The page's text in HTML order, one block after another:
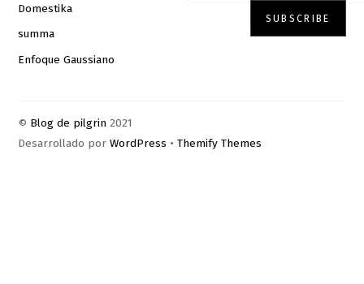
Domestika
summa
Enfoque Gaussiano
© Blog de pilgrin 2021
Desarrollado porWordPress •Themify Themes